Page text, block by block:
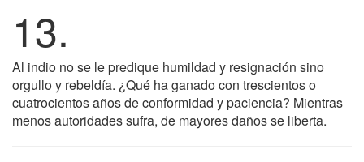
13.
Al indio no se le predique humildad y resignación sino
orgullo y rebeldía. ¿Qué ha ganado con trescientos o
cuatrocientos años de conformidad y paciencia? Mientras
menos autoridades sufra, de mayores daños se liberta.